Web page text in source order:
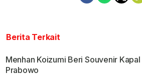
Berita Terkait
Menhan Koizumi Beri Souvenir
Prabowo